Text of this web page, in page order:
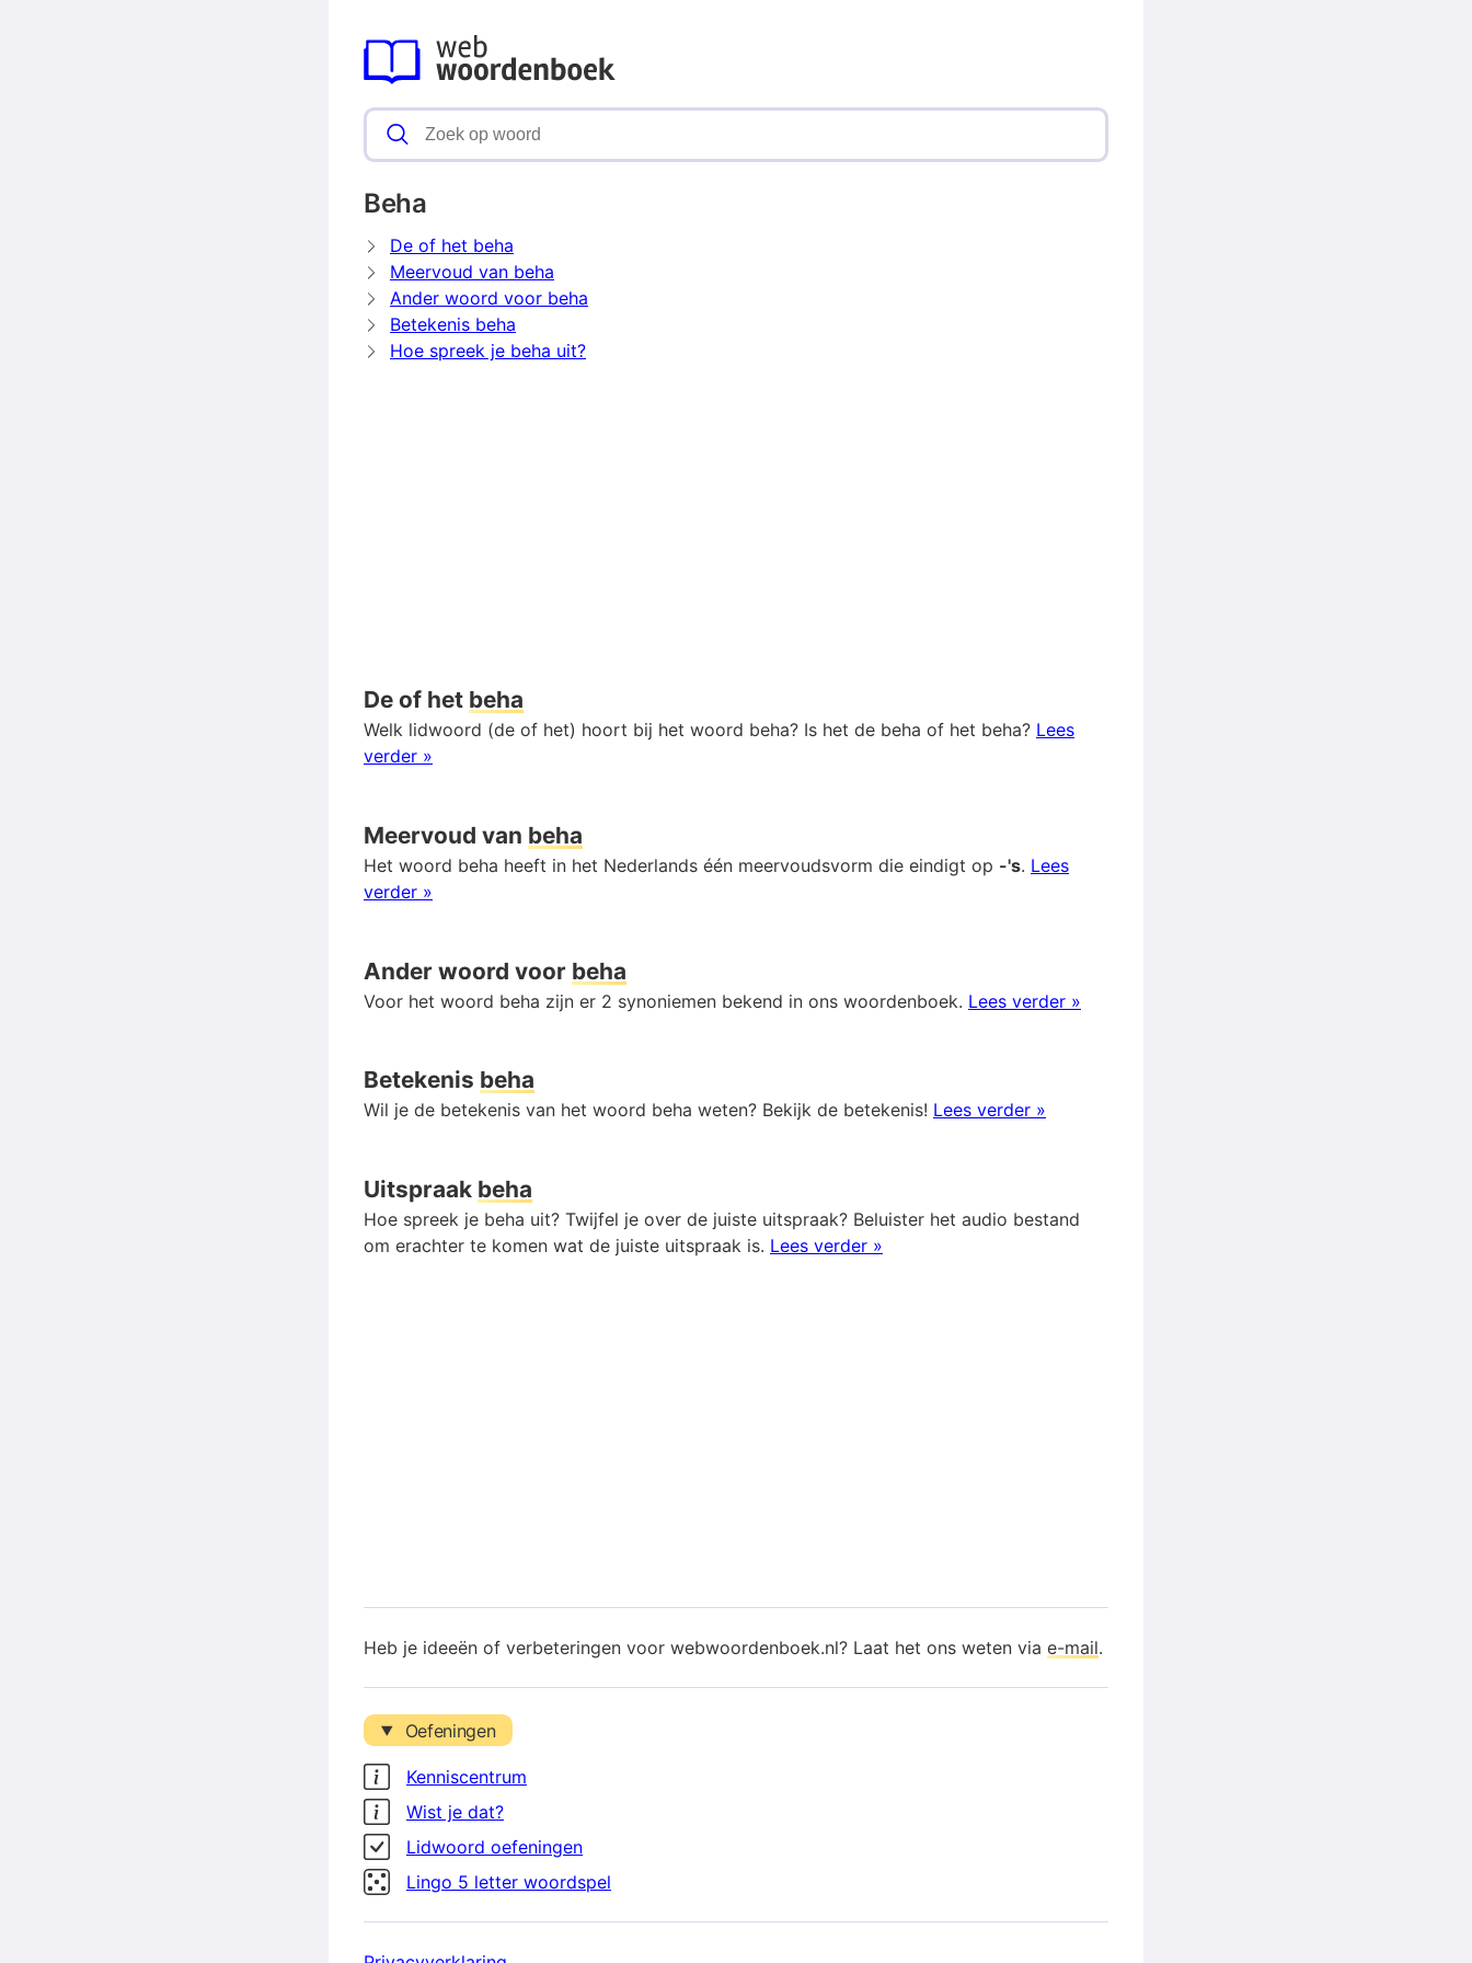
Beha
De of het beha
Meervoud van beha
Ander woord voor beha
Betekenis beha
Hoe spreek je beha uit?
De of het beha
Welk lidwoord (de of het) hoort bij het woord beha? Is het de beha of het beha? Lees
verder »
Meervoud van beha
Het woord beha heeft in het Nederlands één meervoudsvorm die eindigt op -'s. Lees
verder »
Ander woord voor beha
Voor het woord beha zijn er 2 synoniemen bekend in ons woordenboek. Lees verder »
Betekenis beha
Wil je de betekenis van het woord beha weten? Bekijk de betekenis! Lees verder »
Uitspraak beha
Hoe spreek je beha uit? Twijfel je over de juiste uitspraak? Beluister het audio bestand
om erachter te komen wat de juiste uitspraak is. Lees verder »
Heb je ideeën of verbeteringen voor webwoordenboek.nl? Laat het ons weten via e-mail.
Oefeningen
Kenniscentrum
Wist je dat?
Lidwoord oefeningen
Lingo 5 letter woordspel